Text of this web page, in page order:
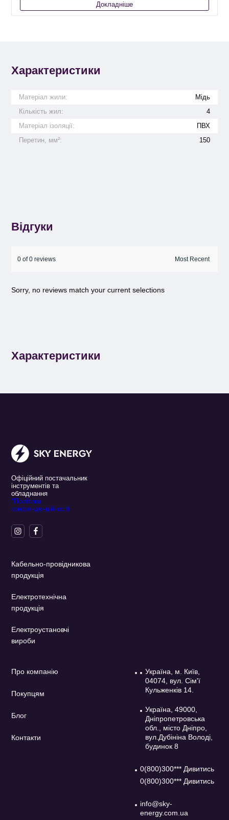
Докладніше
Характеристики
Матеріал жили:
Мідь
Кількість жил:
4
Матеріал ізоляції:
ПВХ
Перетин, мм²:
150
Відгуки
0 of 0 reviews
Sorry, no reviews match your current selections
Характеристики
Офіційний постачальник
інструментів та
обладнання
*Політика
конфенденційності
Кабельно-провідникова
продукція
Електротехнічна
продукція
Електроустановчі
вироби
Про компанію
Покупцям
Блог
Контакти
Україна, м. Київ,
04074, вул. Сім'ї
Кульженків 14.
Україна, 49000,
Дніпропетровська
обл., місто Дніпро,
вул.Дубініна Володі,
будинок 8
0(800)300*** Дивитись
0(800)300*** Дивитись
info@sky-
energy.com.ua